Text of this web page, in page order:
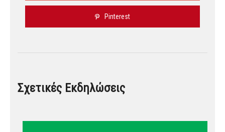
Pinterest
Σχετικές Εκδηλώσεις